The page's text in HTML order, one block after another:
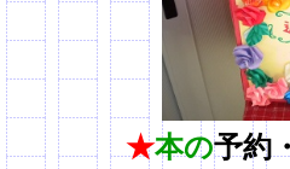
★本の予約